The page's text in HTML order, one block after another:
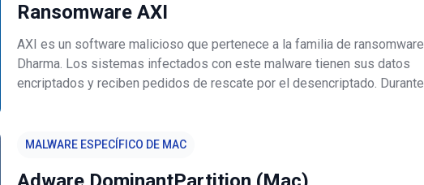
Ransomware AXI
AXI es un software malicioso que pertenece a la familia de ransomware
Dharma. Los sistemas infectados con este malware tienen sus datos
encriptados y reciben pedidos de rescate por el desencriptado. Durante
MALWARE ESPECÍFICO DE MAC